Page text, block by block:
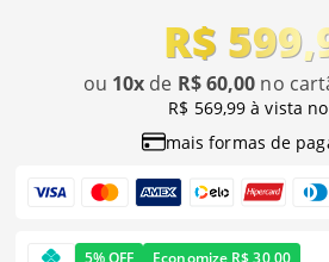
R$
ou 10x de R$ 60,00 no
R$ 569,99 à vista no
mais formas de